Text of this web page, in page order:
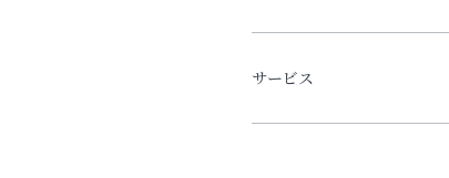
サービス